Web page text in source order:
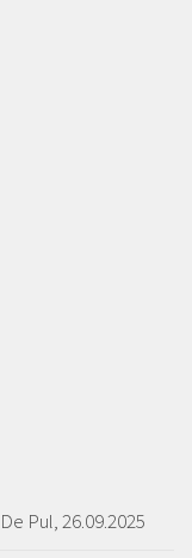
Pul, 26.09.2025